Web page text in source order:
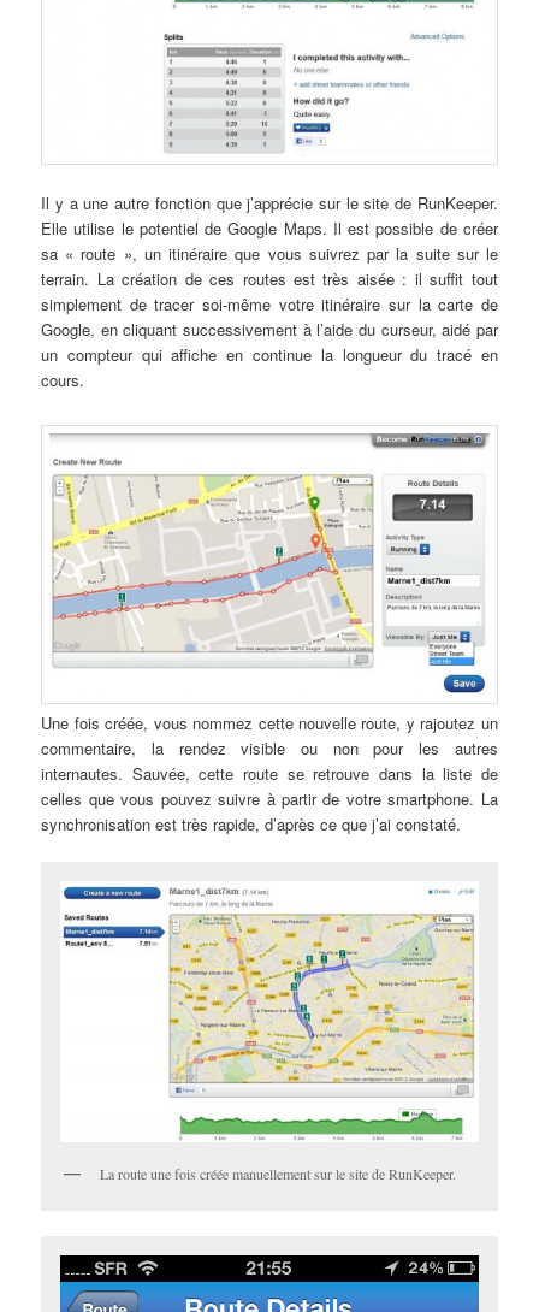
Il y a une autre fonction que j’apprécie sur le site de RunKeeper.
Elle utilise le potentiel de Google Maps. Il est possible de créer
sa « route », un itinéraire que vous suivrez par la suite sur le
terrain. La création de ces routes est très aisée : il suffit tout
simplement de tracer soi-même votre itinéraire sur la carte de
Google, en cliquant successivement à l’aide du curseur, aidé par
un compteur qui affiche en continue la longueur du tracé en
cours.
Une fois créée, vous nommez cette nouvelle route, y rajoutez un
commentaire, la rendez visible ou non pour les autres
internautes. Sauvée, cette route se retrouve dans la liste de
celles que vous pouvez suivre à partir de votre smartphone. La
synchronisation est très rapide, d’après ce que j’ai constaté.
La route une fois créée manuellement sur le site de RunKeeper.